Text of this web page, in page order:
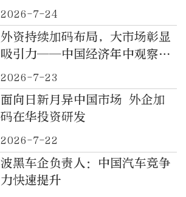
2026-7-24
外资持续加码布局，大市场彰显
吸引力——中国经济年中观察之
四
2026-7-23
面向日新月异中国市场 外企加
码在华投资研发
2026-7-22
波黑车企负责人：中国汽车竞争
力快速提升